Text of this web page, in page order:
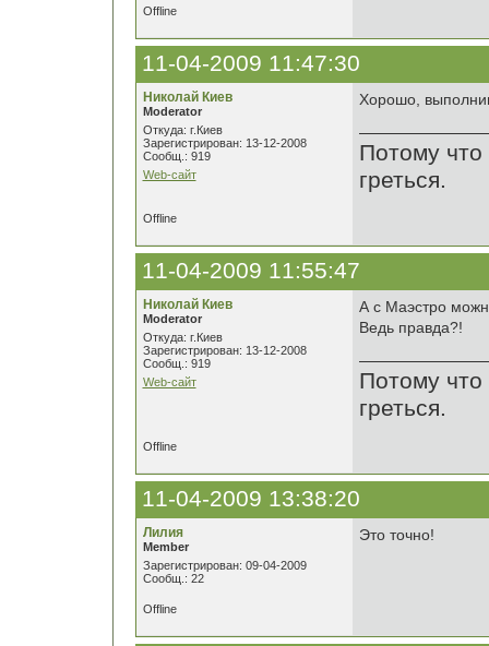
Offline
11-04-2009 11:47:30
Николай Киев
Moderator
Откуда: г.Киев
Зарегистрирован: 13-12-2008
Сообщ.: 919
Web-сайт
Хорошо,
Потому что
греться.
Offline
11-04-2009 11:55:47
Николай Киев
Moderator
Откуда: г.Киев
Зарегистрирован: 13-12-2008
Сообщ.: 919
Web-сайт
А с Маэстро
Ведь правда?!
Потому что
греться.
Offline
11-04-2009 13:38:20
Лилия
Member
Зарегистрирован: 09-04-2009
Сообщ.: 22
Это точно!
Offline